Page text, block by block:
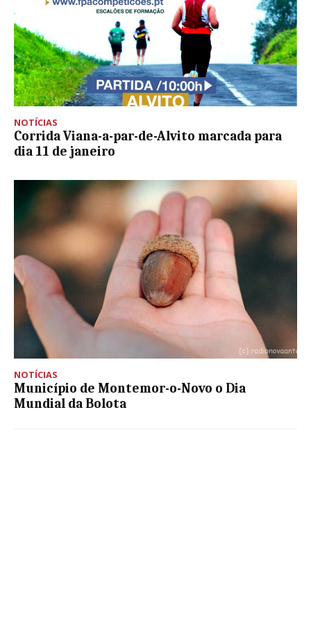
NOTÍCIAS
Corrida Viana-a-par-de-Alvito marcada para
dia 11 de janeiro
NOTÍCIAS
Município de Montemor-o-Novo o Dia
Mundial da Bolota